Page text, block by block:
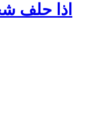
اذا حلف